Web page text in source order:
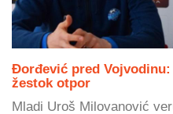
Đorđević pred
žestok otpor
Mladi Uroš Milovanović